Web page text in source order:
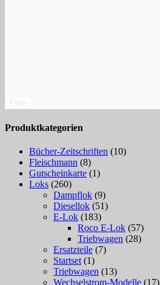
Produktkategorien
Bücher-Zeitschriften (10)
Fleischmann (8)
Gutscheinkarte (1)
Loks (260)
Dampflok (9)
Diesellok (51)
E-Lok (183)
Roco E-Lok (57)
Triebwagen (28)
Ersatzteile (7)
Startset (1)
Triebwagen (13)
Wechselstrom-Modelle (17)